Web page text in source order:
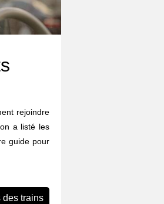
rejoindre
a listé les
guide pour
des trains